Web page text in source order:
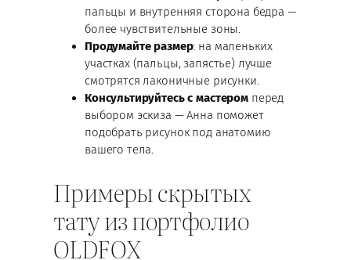
пальцы и внутренняя сторона бедра —
более чувствительные зоны.
Продумайте размер: на маленьких
участках (пальцы, запястье) лучше
смотрятся лаконичные рисунки.
Консультируйтесь с мастеромперед
выбором эскиза — Анна поможет
подобрать рисунок под анатомию
вашего тела.
Примеры скрытых
тату из портфолио
OLDFOX